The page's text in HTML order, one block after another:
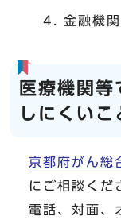
金融機
医療機関
しにくいこ
京都府がん総
にご相談くだ
電話、対面、